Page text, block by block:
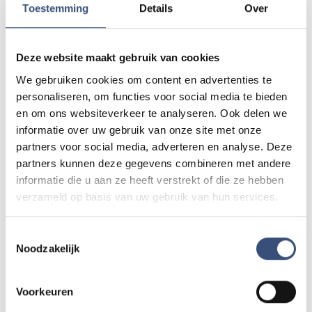
Toestemming Details Over
Deze website maakt gebruik van cookies
We gebruiken cookies om content en advertenties te
personaliseren, om functies voor social media te bieden
en om ons websiteverkeer te analyseren. Ook delen we
informatie over uw gebruik van onze site met onze
partners voor social media, adverteren en analyse. Deze
partners kunnen deze gegevens combineren met andere
informatie die u aan ze heeft verstrekt of die ze hebben
verzameld op basis van uw gebruik van hun services.
Noodzakelijk
Voorkeuren
jaarlijkse grote concert van Magnificat weer een
prachtig geheel te worden en we hopen dan ook op
veel belangstelling; iedereen is hartelijk welkom!
Over de uitvoerenden
Vocaal Ensemble Magnificat uit Middelharnis is
opgericht in 1988 en telt ongeveer 28 leden. Het
repertoire van het koor bestaat uit composities
koor is de werken zo authentiek mogelijk weer te
bedoeld hebben. Sinds de oprichting van het koor is
Rinus Verhage de vakbekwame en dynamische